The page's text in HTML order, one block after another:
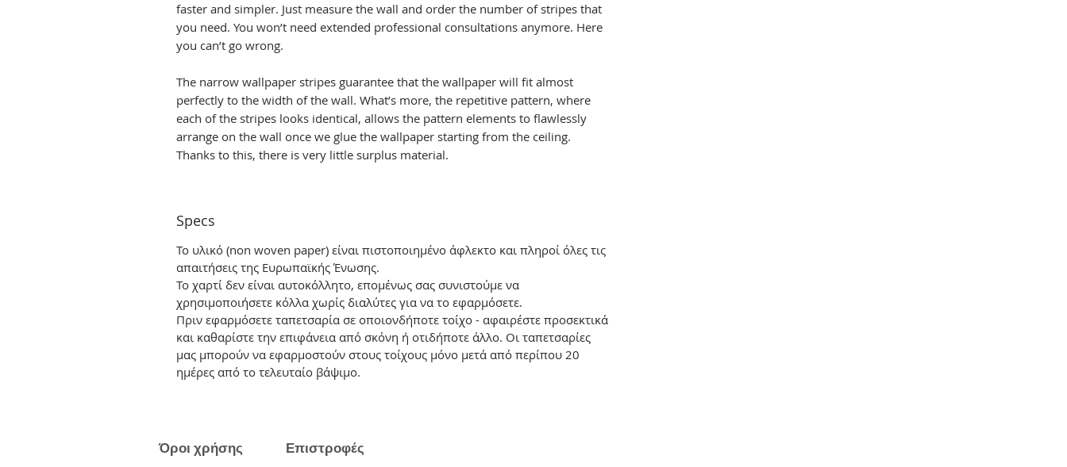
faster and simpler. Just measure the wall and order the number of stripes that
you need. You won’t need extended professional consultations anymore. Here
you can’t go wrong.
The narrow wallpaper stripes guarantee that the wallpaper will fit almost
perfectly to the width of the wall. What’s more, the repetitive pattern, where
each of the stripes looks identical, allows the pattern elements to flawlessly
arrange on the wall once we glue the wallpaper starting from the ceiling.
Thanks to this, there is very little surplus material.
Specs
Το υλικό (non woven paper) είναι πιστοποιημένο άφλεκτο και πληροί όλες τις
απαιτήσεις της Ευρωπαϊκής Ένωσης.
Το χαρτί δεν είναι αυτοκόλλητο, επομένως σας συνιστούμε να
χρησιμοποιήσετε κόλλα χωρίς διαλύτες για να το εφαρμόσετε.
Πριν εφαρμόσετε ταπετσαρία σε οποιονδήποτε τοίχο - αφαιρέστε προσεκτικά
και καθαρίστε την επιφάνεια από σκόνη ή οτιδήποτε άλλο. Οι ταπετσαρίες
μας μπορούν να εφαρμοστούν στους τοίχους μόνο μετά από περίπου 20
ημέρες από το τελευταίο βάψιμο.
Όροι χρήσης Επιστροφές